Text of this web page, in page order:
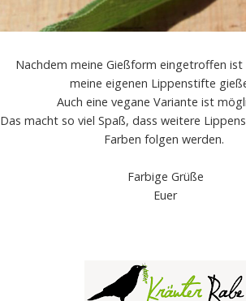
Nachdem meine Gießform eingetroffen ist
meine eigenen Lippenstifte
Auch eine vegane Variante ist
Das macht so viel Spaß, dass weitere
Farben folgen werden.
Farbige Grüße
Euer